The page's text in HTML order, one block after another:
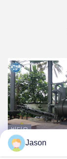
비디오
탄소강 3은 회전
라이어 기계
Jason